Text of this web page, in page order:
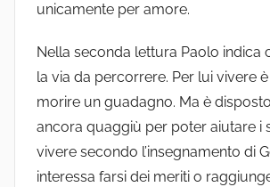
unicamente per amore.
Nella seconda lettura Paolo indica
la via da percorrere. Per lui vivere
morire un guadagno. Ma è
ancora quaggiù per poter aiutare i
vivere secondo l’insegnamento di
interessa farsi dei meriti o